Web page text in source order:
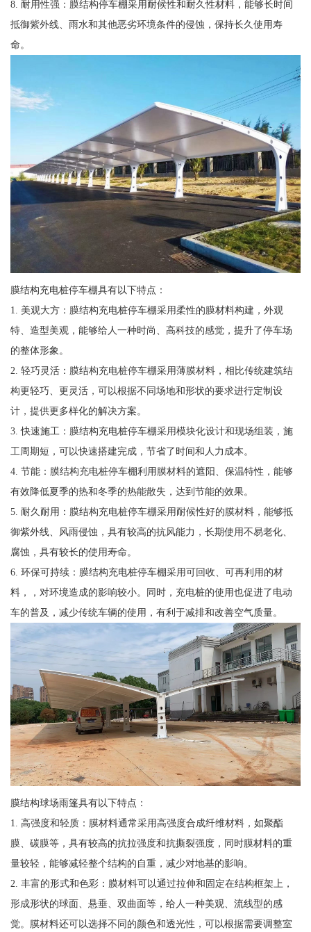
8. 耐用性强：膜结构停车棚采用耐候性和耐久性材料，能够长时间
抵御紫外线、雨水和其他恶劣环境条件的侵蚀，保持长久使用寿
命。
膜结构充电桩停车棚具有以下特点：
1. 美观大方：膜结构充电桩停车棚采用柔性的膜材料构建，外观
特、造型美观，能够给人一种时尚、高科技的感觉，提升了停车场
的整体形象。
2. 轻巧灵活：膜结构充电桩停车棚采用薄膜材料，相比传统建筑结
构更轻巧、更灵活，可以根据不同场地和形状的要求进行定制设
计，提供更多样化的解决方案。
3. 快速施工：膜结构充电桩停车棚采用模块化设计和现场组装，施
工周期短，可以快速搭建完成，节省了时间和人力成本。
4. 节能：膜结构充电桩停车棚利用膜材料的遮阳、保温特性，能够
有效降低夏季的热和冬季的热能散失，达到节能的效果。
5. 耐久耐用：膜结构充电桩停车棚采用耐候性好的膜材料，能够抵
御紫外线、风雨侵蚀，具有较高的抗风能力，长期使用不易老化、
腐蚀，具有较长的使用寿命。
6. 环保可持续：膜结构充电桩停车棚采用可回收、可再利用的材
料，，对环境造成的影响较小。同时，充电桩的使用也促进了电动
车的普及，减少传统车辆的使用，有利于减排和改善空气质量。
膜结构球场雨篷具有以下特点：
1. 高强度和轻质：膜材料通常采用高强度合成纤维材料，如聚酯
膜、碳膜等，具有较高的抗拉强度和抗撕裂强度，同时膜材料的重
量较轻，能够减轻整个结构的自重，减少对地基的影响。
2. 丰富的形式和色彩：膜材料可以通过拉伸和固定在结构框架上，
形成形状的球面、悬垂、双曲面等，给人一种美观、流线型的感
觉。膜材料还可以选择不同的颜色和透光性，可以根据需要调整室